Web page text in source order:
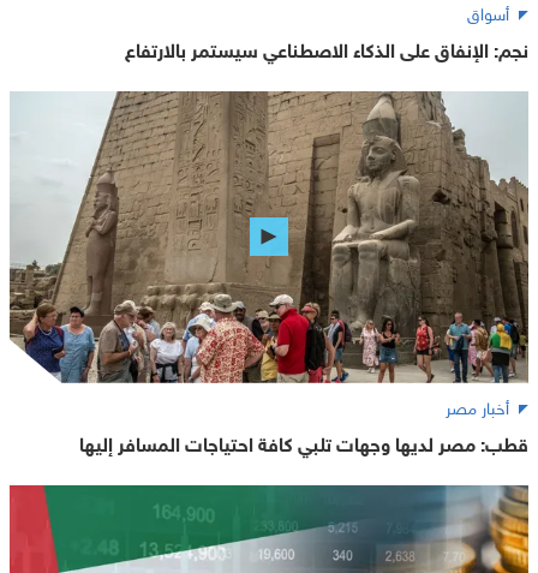
أسواق
نجم: الإنفاق على الذكاء الاصطناعي سيستمر بالارتفاع
أخبار مصر
قطب: مصر لديها وجهات تلبي كافة احتياجات المسافر إليها